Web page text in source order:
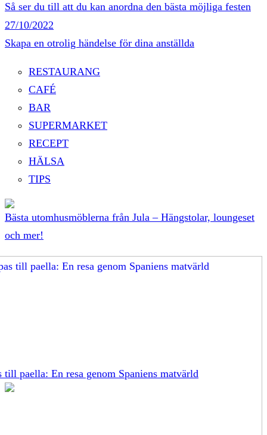
Så ser du till att du kan anordna den bästa möjliga festen
27/10/2022
Skapa en otrolig händelse för dina anställda
RESTAURANG
CAFÉ
BAR
SUPERMARKET
RECEPT
HÄLSA
TIPS
Bästa utomhusmöblerna från Jula – Hängstolar, loungeset
och mer!
till paella: En resa genom Spaniens matvärld